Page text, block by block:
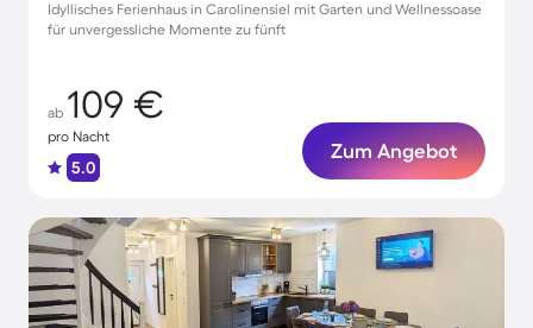
Idyllisches Ferienhaus in Carolinensiel mit Garten und Wellnessoase
für unvergessliche Momente zu fünft
ab 109 €
pro Nacht
5.0
Zum Angebot